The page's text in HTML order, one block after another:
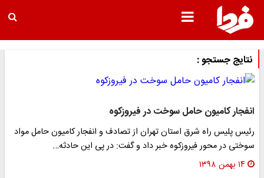
نتایج جستجو :
انفجار کامیون حامل سوخت در فیروزکوه
رئیس پلیس راه شرق استان تهران از تصادف و انفجار کامیون حامل مواد
سوختی در محور فیروزکوه خبر داد و گفت: در پی این حادثه…
۱۴ بهمن ۱۳۹۸